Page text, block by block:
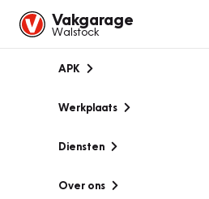
Vakgarage
Walstock
APK
Werkplaats
Diensten
Over ons